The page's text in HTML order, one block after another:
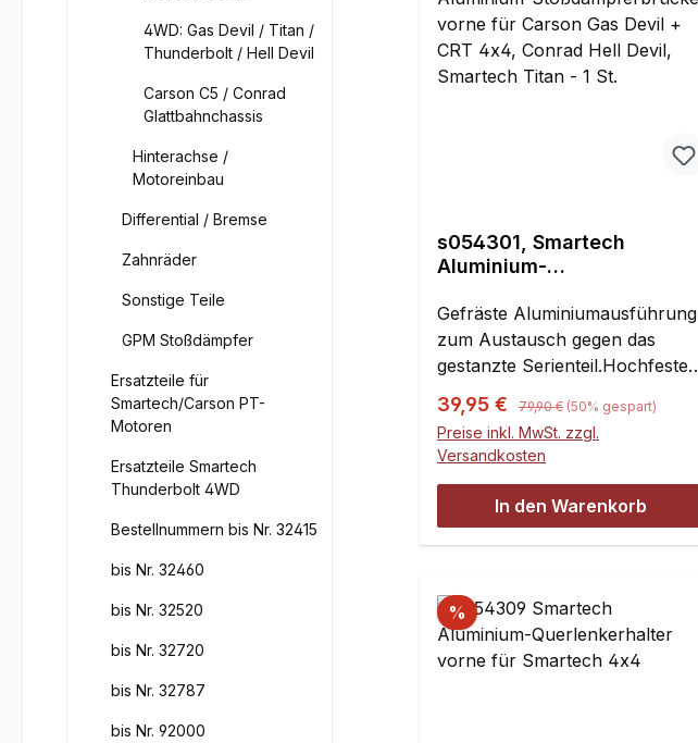
4WD: Gas Devil / Titan /
Thunderbolt / Hell Devil
Carson C5 / Conrad
Glattbahnchassis
Hinterachse /
Motoreinbau
Differential / Bremse
Zahnräder
Sonstige Teile
GPM Stoßdämpfer
Ersatzteile für
Smartech/Carson PT-
Motoren
Ersatzteile Smartech
Thunderbolt 4WD
Bestellnummern bis Nr. 32415
bis Nr. 32460
bis Nr. 32520
bis Nr. 32720
bis Nr. 32787
bis Nr. 92000
s054301, Smartech
Aluminium-
für Carson Gas Devil + CRT
4x4, Conrad Hell Devil,
Smartech Titan - 1 St.
Gefräste Aluminiumausführung
zum Austausch gegen das
gestanzte Serienteil.Hochfestes
Aluminium, 5 mm stark.
Verkaufspreis:
39,95 € Regulärer Preis:
79,90 € (50% gespart)
Preise inkl. MwSt. zzgl.
Versandkosten
In den Warenkorb
%